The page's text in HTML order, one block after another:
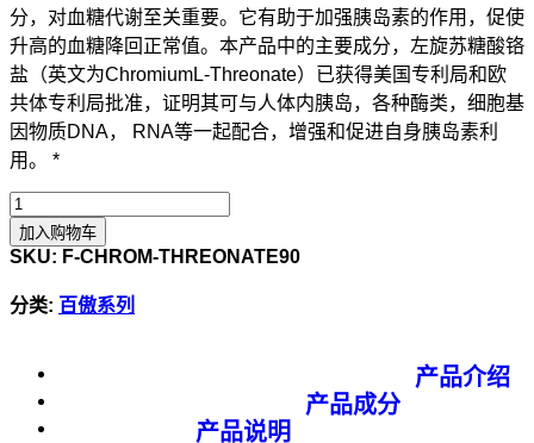
分，对血糖代谢至关重要。它有助于加强胰岛素的作用，促使
升高的血糖降回正常值。本产品中的主要成分，左旋苏糖酸铬
盐（英文为ChromiumL-Threonate）已获得美国专利局和欧
共体专利局批准，证明其可与人体内胰岛，各种酶类，细胞基
因物质DNA， RNA等一起配合，增强和促进自身胰岛素利
用。 *
加入购物车
SKU: F-CHROM-THREONATE90
分类: 百傲系列
产品介绍
产品成分
产品说明